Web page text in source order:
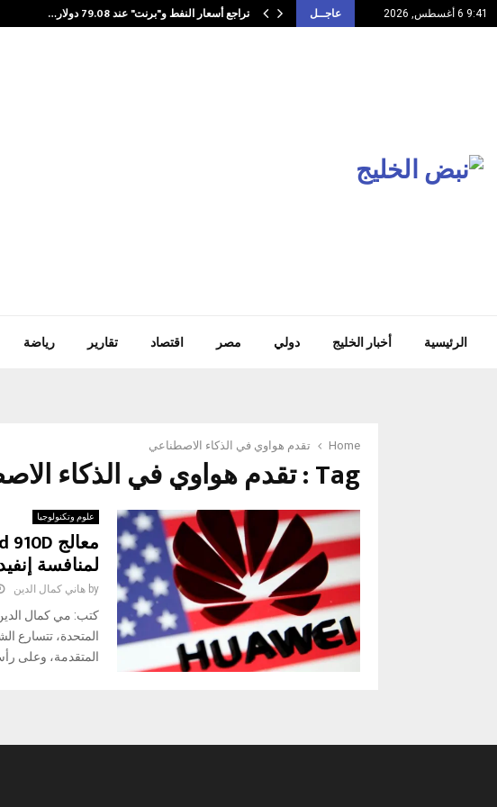
9:41 6 أغسطس, 2026 عاجــل تراجع أسعار النفط و"برنت" عند 79.08 دولار…
الرئيسية أخبار الخليج دولي مصر اقتصاد تقارير رياضة
Home تقدم هواوي في الذكاء الاصطناعي
Tag : تقدم هواوي في الذكاء الاصطناعي
علوم وتكنولوجيا
لمنافسة
by هاني كمال الدين
كتب: مي كمال
المتحدة، تتسارع
المتقدمة، وعلى